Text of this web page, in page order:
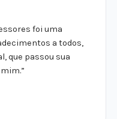
foi uma
a todos,
que passou sua